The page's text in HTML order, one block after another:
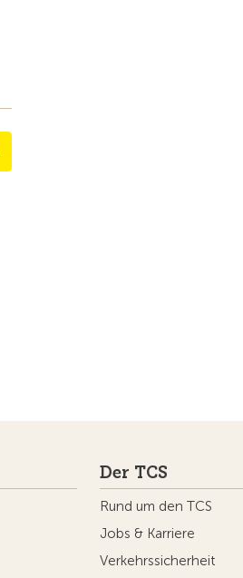
Der TCS
Rund um den TCS
Jobs & Karriere
Verkehrssicherheit